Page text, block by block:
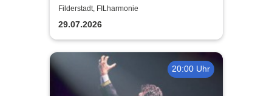
Heart Tour 2026
Filderstadt, FILharmonie
29.07.2026
20:00 Uhr